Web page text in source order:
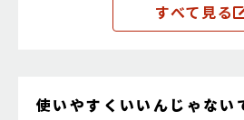
すべて見る
使いやすくいいんじゃない